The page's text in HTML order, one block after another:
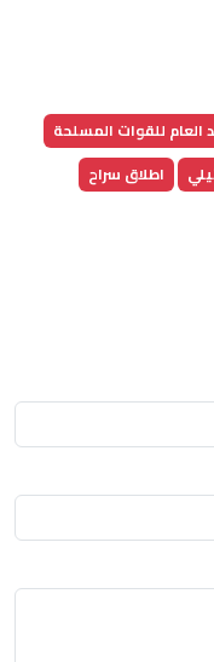
العام للقوات المسلحة
اطلاق سراح